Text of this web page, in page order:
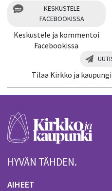
KESKUSTELE
FACEBOOKISSA
Keskustele ja kommentoi
Facebookissa
Tilaa Kirkko ja
HYVÄN TÄHDEN.
AIHEET